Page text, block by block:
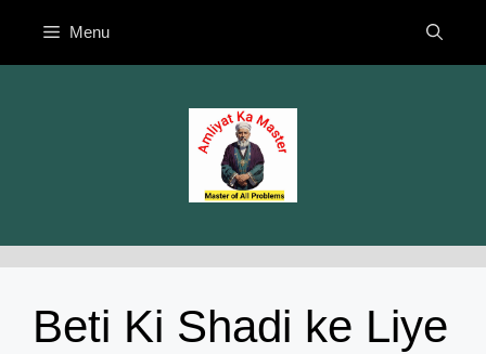
content
Menu
Beti Ki Shadi ke Liye